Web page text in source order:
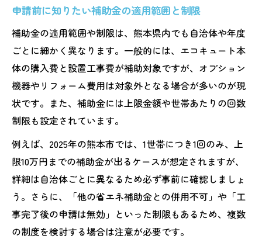
申請前に知りたい補助金の適用範囲と制限
補助金の適用範囲や制限は、熊本県内でも自治体や年度
ごとに細かく異なります。一般的には、エコキュート本
体の購入費と設置工事費が補助対象ですが、オプション
機器やリフォーム費用は対象外となる場合が多いのが現
状です。また、補助金には上限金額や世帯あたりの回数
制限も設定されています。
例えば、2025年の熊本市では、1世帯につき1回のみ、上
限10万円までの補助金が出るケースが想定されますが、
詳細は自治体ごとに異なるため必ず事前に確認しましょ
う。さらに、「他の省エネ補助金との併用不可」や「工
事完了後の申請は無効」といった制限もあるため、複数
の制度を検討する場合は注意が必要です。